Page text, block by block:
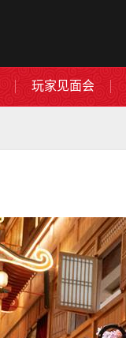
玩家见面会